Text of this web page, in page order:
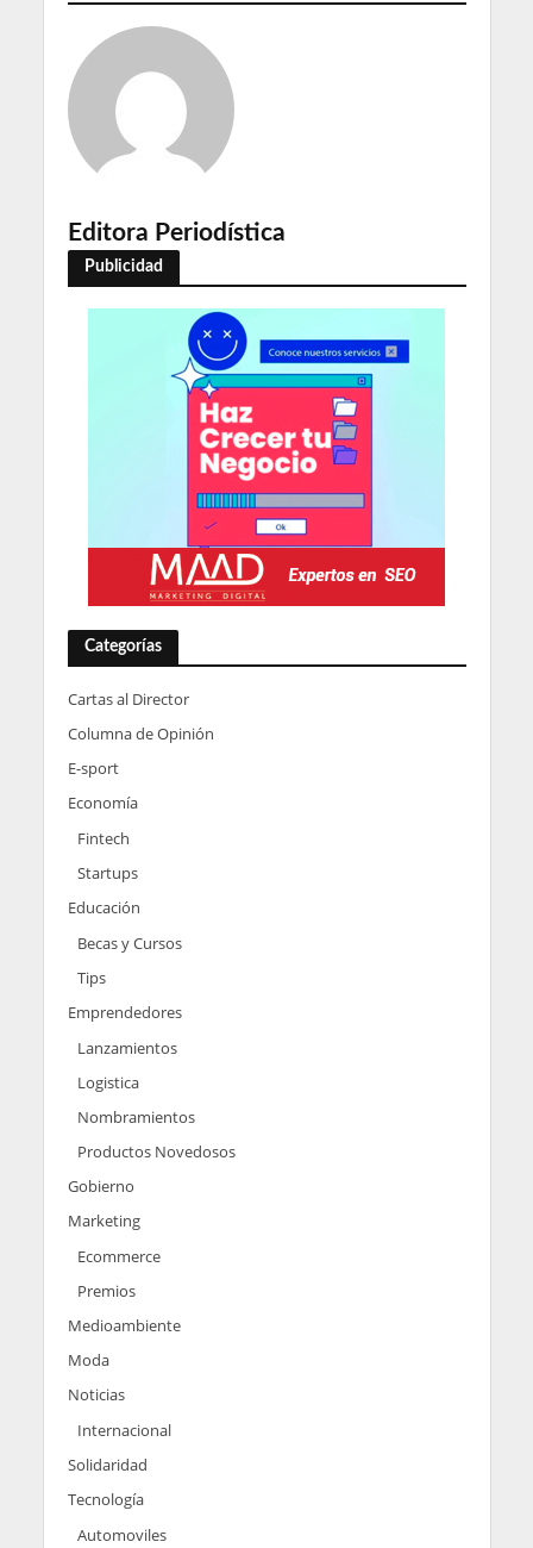
Editora Periodística
Publicidad
Categorías
Cartas al Director
Columna de Opinión
E-sport
Economía
Fintech
Startups
Educación
Becas y Cursos
Tips
Emprendedores
Lanzamientos
Logistica
Nombramientos
Productos Novedosos
Gobierno
Marketing
Ecommerce
Premios
Medioambiente
Moda
Noticias
Internacional
Solidaridad
Tecnología
Automoviles